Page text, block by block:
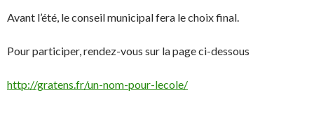
Avant l’été, le conseil municipal fera le choix final.
Pour participer, rendez-vous sur la page ci-dessous
http://gratens.fr/un-nom-pour-lecole/